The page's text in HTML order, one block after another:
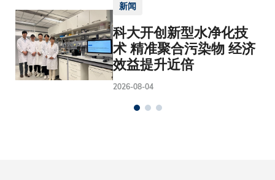
新闻
科大开创新型水净化技
术 精准聚合污染物 经济
效益提升近倍
2026-08-04